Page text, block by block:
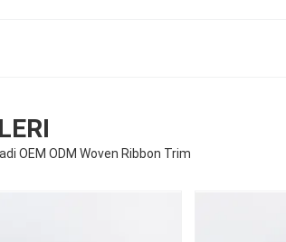
OEM ODM Woven Ribbon Trim